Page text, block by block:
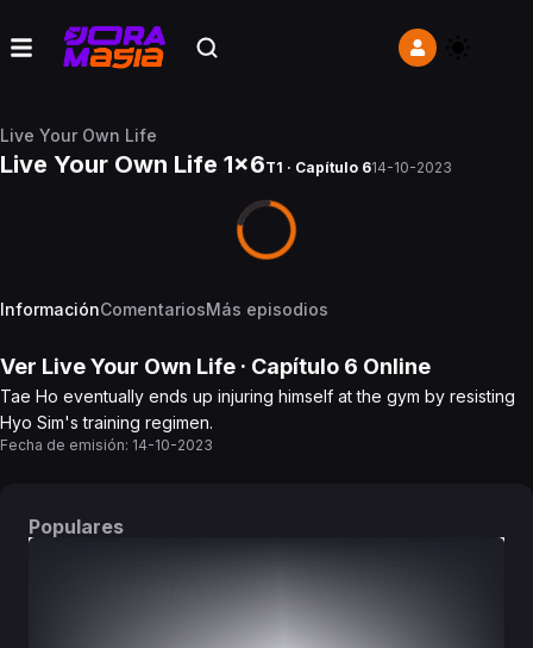
Live Your Own Life
Live Your Own Life 1x6T1 · Capítulo 614-10-2023
InformaciónComentariosMás episodios
Ver Live Your Own Life · Capítulo 6 Online
Tae Ho eventually ends up injuring himself at the gym by resisting
Hyo Sim's training regimen.
Fecha de emisión: 14-10-2023
Populares